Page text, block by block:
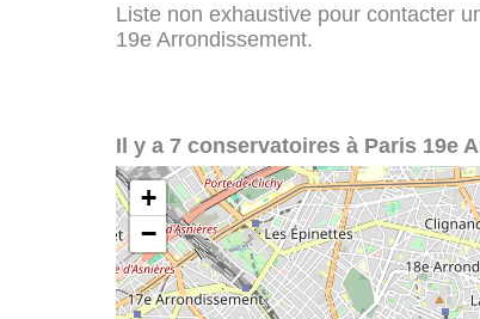
Liste non exhaustive pour contacter
19e Arrondissement.
Il y a 7 conservatoires à Paris 19e
+
−